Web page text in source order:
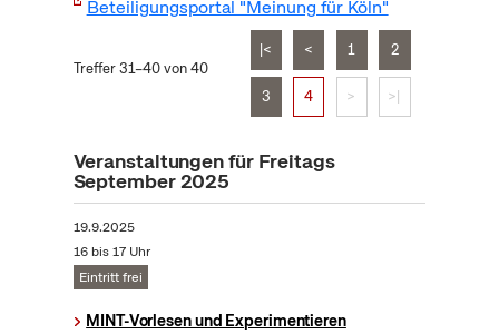
Beteiligungsportal "Meinung für Köln"
Treffer 31–40 von 40
|< < 1 2
3 4 > >|
Veranstaltungen für Freitags
September 2025
19.9.2025
16 bis 17 Uhr
Eintritt frei
MINT-Vorlesen und Experimentieren